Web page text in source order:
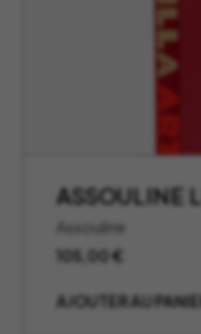
ASSOULINE
Assouline
105,00€
AJOUTER AU